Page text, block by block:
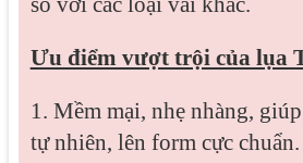
Ưu điểm vượt trội của lụa
1. Mềm mại, nhẹ nhàng,
tự nhiên, lên form cực chuẩn.